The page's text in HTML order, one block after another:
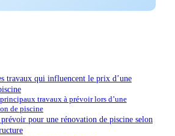
travaux qui influencent le prix d’une
travaux à prévoir lors d’une
de piscine
pour une rénovation de piscine selon